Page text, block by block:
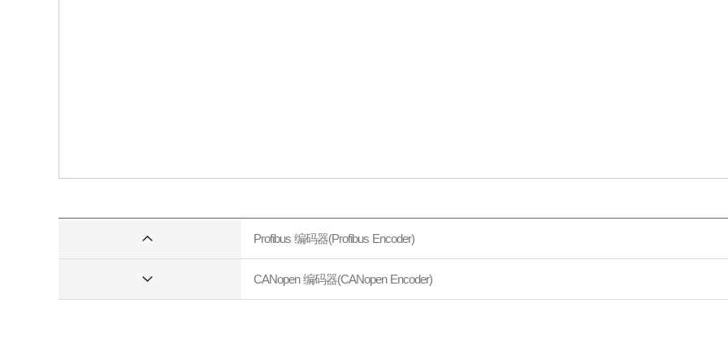
Profibus 编码器(Profibus Encoder)
CANopen 编码器(CANopen Encoder)